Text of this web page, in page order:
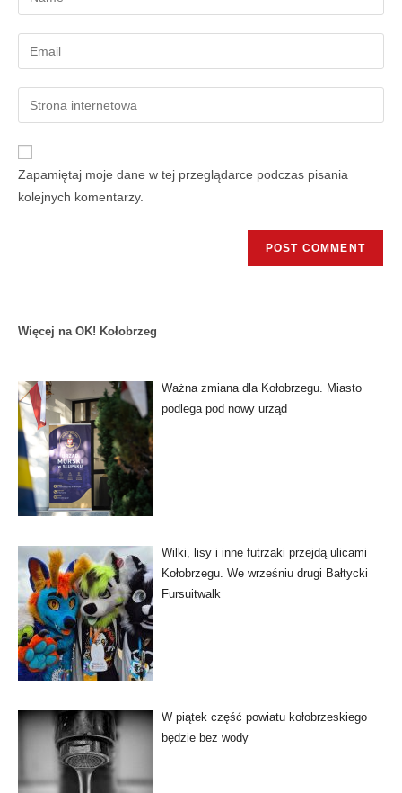
Zapamiętaj moje dane w tej przeglądarce podczas pisania
kolejnych komentarzy.
Więcej na OK! Kołobrzeg
Ważna zmiana dla Kołobrzegu. Miasto
podlega pod nowy urząd
Wilki, lisy i inne futrzaki przejdą ulicami
Kołobrzegu. We wrześniu drugi Bałtycki
Fursuitwalk
W piątek część powiatu kołobrzeskiego
będzie bez wody